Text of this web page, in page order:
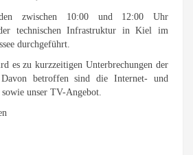
zwischen 10:00 und 12:00 Uhr
technischen Infrastruktur in Kiel im
durchgeführt.
es zu kurzzeitigen Unterbrechungen der
Davon betroffen sind die Internet- und
unser TV-Angebot.